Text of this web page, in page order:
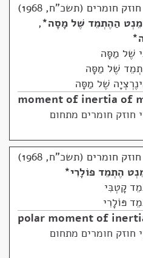
חוזק חומרים (תשכ"ח, 1968)
הַהֶתְמֵד שֶׁל מָסָה*
,
*
שֶׁל מַסָּה
שֶׁל מַסָּה
שֶׁל מַסָּה
moment of inertia of
חוזק חומרים מתחום
חוזק חומרים (תשכ"ח, 1968)
הֶתְמֵד פּוֹלָרִי*
קָטְבִּי
פּוֹלָרִי
polar moment of
חוזק חומרים מתחום